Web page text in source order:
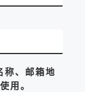
称、邮箱地
用。